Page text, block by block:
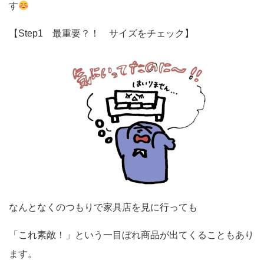
す
【Step1 最重要？！ サイズをチェック】
なんとなくのつもりで家具店を見に行っても
「これ素敵！」という一目ぼれ商品が出てくることもあり
ます。